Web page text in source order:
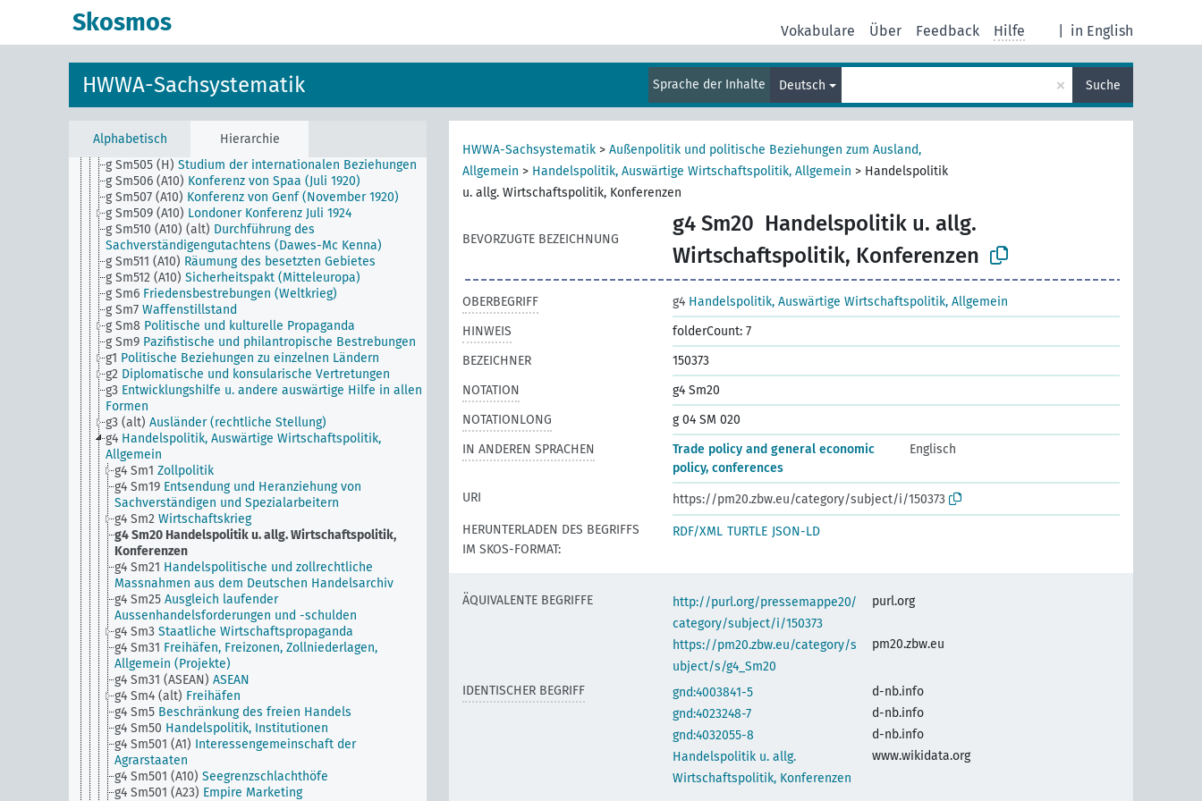
Skosmos in English
Vokabulare Über Feedback Hilfe
HWWA-Sachsystematik Sprache der Inhalte Deutsch × Suche
Alphabetisch Hierarchie
g Sm502 (B111)
g Sm503 (A50) Antisowjetbewegung im Ausland
Friedensvertrag (Weltkrieg)
g Sm504 (H)
Ächtung des Krieges
g Sm505 (A10)
g Sm505 (H) Studium der internationalen Beziehungen
g Sm506 (A10) Konferenz von Spaa (Juli 1920)
g Sm507 (A10) Konferenz von Genf (November 1920)
g Sm509 (A10) Londoner Konferenz Juli 1924
g Sm510 (A10) (alt) Durchführung des
Sachverständigengutachtens (Dawes-Mc Kenna)
g Sm511 (A10) Räumung des besetzten Gebietes
g Sm512 (A10) Sicherheitspakt (Mitteleuropa)
g Sm6 Friedensbestrebungen (Weltkrieg)
g Sm7 Waffenstillstand
g Sm8 Politische und kulturelle Propaganda
g Sm9 Pazifistische und philantropische Bestrebungen
g1 Politische Beziehungen zu einzelnen Ländern
g2 Diplomatische und konsularische Vertretungen
g3 Entwicklungshilfe u. andere auswärtige Hilfe in allen
Formen
g3 (alt) Ausländer (rechtliche Stellung)
g4 Handelspolitik, Auswärtige Wirtschaftspolitik,
Allgemein
g4 Sm1 Zollpolitik
g4 Sm19 Entsendung und Heranziehung von
Sachverständigen und Spezialarbeitern
g4 Sm2 Wirtschaftskrieg
g4 Sm20 Handelspolitik u. allg. Wirtschaftspolitik,
Konferenzen
g4 Sm21 Handelspolitische und zollrechtliche
Massnahmen aus dem Deutschen Handelsarchiv
g4 Sm25 Ausgleich laufender
Aussenhandelsforderungen und -schulden
g4 Sm3 Staatliche Wirtschaftspropaganda
g4 Sm31 Freihäfen, Freizonen, Zollniederlagen,
Allgemein (Projekte)
g4 Sm31 (ASEAN) ASEAN
g4 Sm4 (alt) Freihäfen
g4 Sm5 Beschränkung des freien Handels
g4 Sm50 Handelspolitik, Institutionen
g4 Sm501 (A1) Interessengemeinschaft der
Agrarstaaten
g4 Sm501 (A10) Seegrenzschlachthöfe
g4 Sm501 (A23) Empire Marketing
HWWA-Sachsystematik > Außenpolitik und politische Beziehungen zum Ausland,
Allgemein > Handelspolitik, Auswärtige Wirtschaftspolitik, Allgemein > Handelspolitik
u. allg. Wirtschaftspolitik, Konferenzen
BEVORZUGTE BEZEICHNUNG
g4 Sm20 Handelspolitik u. allg.
Wirtschaftspolitik, Konferenzen
OBERBEGRIFF g4 Handelspolitik, Auswärtige Wirtschaftspolitik, Allgemein
HINWEIS
folderCount: 7
BEZEICHNER
150373
NOTATION
g4 Sm20
NOTATIONLONG
g 04 SM 020
IN ANDEREN SPRACHEN
Trade policy and general economic
policy, conferences
Englisch
URI
https://pm20.zbw.eu/category/subject/i/150373
HERUNTERLADEN DES BEGRIFFS
IM SKOS-FORMAT:
RDF/XML TURTLE JSON-LD
ÄQUIVALENTE BEGRIFFE
http://purl.org/pressemappe20/
category/subject/i/150373
purl.org
https://pm20.zbw.eu/category/s
ubject/s/g4_Sm20
pm20.zbw.eu
IDENTISCHER BEGRIFF gnd:4003841-5
d-nb.info
gnd:4023248-7
d-nb.info
gnd:4032055-8
d-nb.info
Handelspolitik u. allg.
Wirtschaftspolitik, Konferenzen
www.wikidata.org